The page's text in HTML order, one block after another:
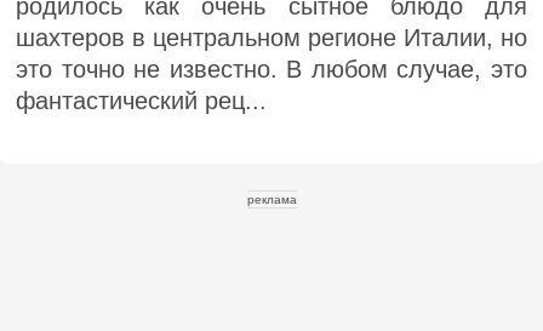
родилось как очень сытное блюдо для
шахтеров в центральном регионе Италии, но
это точно не известно. В любом случае, это
фантастический рец...
реклама